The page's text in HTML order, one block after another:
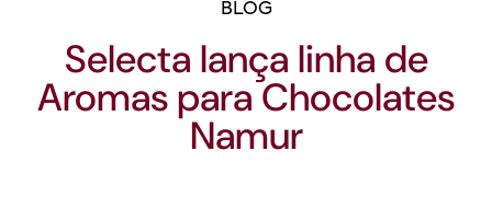
BLOG
Selecta lança linha de
Aromas para Chocolates
Namur